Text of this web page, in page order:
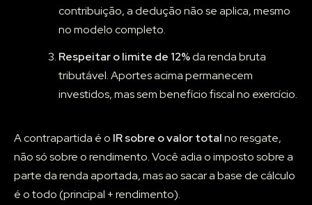
contribuição, a dedução não se aplica, mesmo
no modelo completo.
Respeitar o limite de 12%da renda bruta
tributável. Aportes acima permanecem
investidos, mas sem benefício fiscal no exercício.
A contrapartida é o IR sobre o valor totalno resgate,
não só sobre o rendimento. Você adia o imposto sobre a
parte da renda aportada, mas ao sacar a base de cálculo
é o todo (principal + rendimento).